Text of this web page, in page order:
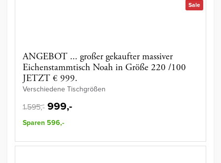
Sale
ANGEBOT ... großer gekaufter massiver
Eichenstammtisch Noah in Größe 220 /100
JETZT € 999.
Verschiedene Tischgrößen
1.595,- 999,-
Sparen 596,-